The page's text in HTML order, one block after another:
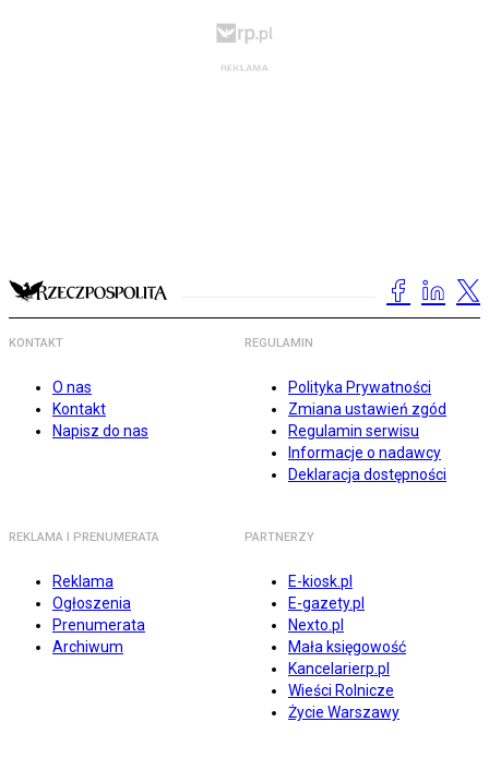
KONTAKT
O nas
Kontakt
Napisz do nas
REGULAMIN
Polityka Prywatności
Zmiana ustawień zgód
Regulamin serwisu
Informacje o nadawcy
Deklaracja dostępności
REKLAMA I PRENUMERATA
Reklama
Ogłoszenia
Prenumerata
Archiwum
PARTNERZY
E-kiosk.pl
E-gazety.pl
Nexto.pl
Mała księgowość
Kancelarierp.pl
Wieści Rolnicze
Życie Warszawy